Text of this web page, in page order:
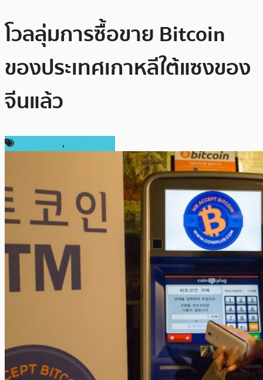
โวลลุ่มการซื้อขาย Bitcoin
ของประเทศเกาหลีใต้แซงของ
จีนแล้ว
,